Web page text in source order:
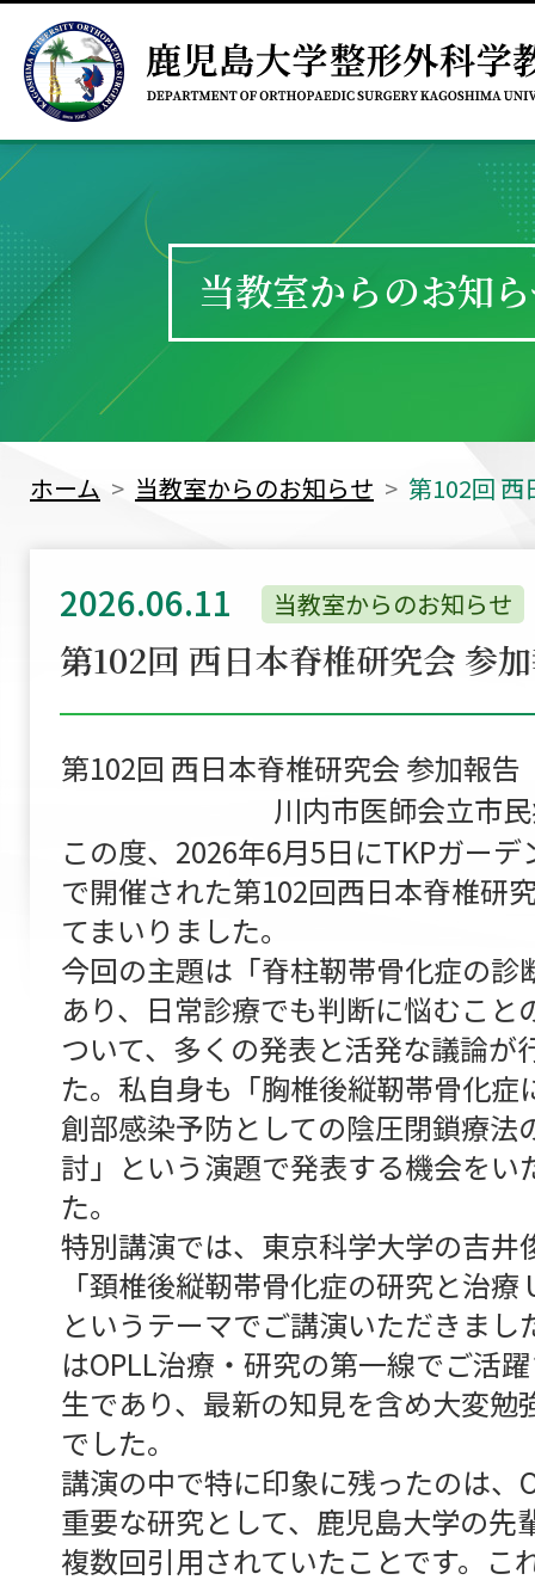
当教室からのお知
ホーム 当教室からのお知らせ 第102回 西
2026.06.11 当教室からのお知らせ
第102回 西日本脊椎研究会 参
第102回 西日本脊椎研究会 参加報告
川内市医師会立市
この度、2026年6月5日にTKPガー
で開催された第102回西日本脊椎研
てまいりました。
今回の主題は「脊柱靭帯骨化症の診
あり、日常診療でも判断に悩むこと
ついて、多くの発表と活発な議論が
た。私自身も「胸椎後縦靭帯骨化症
創部感染予防としての陰圧閉鎖療法
討」という演題で発表する機会をい
た。
特別講演では、東京科学大学の吉井
「頚椎後縦靭帯骨化症の研究と治療
というテーマでご講演いただきまし
はOPLL治療・研究の第一線でご活
生であり、最新の知見を含め大変勉
でした。
講演の中で特に印象に残ったのは、
重要な研究として、鹿児島大学の先
複数回引用されていたことです。こ